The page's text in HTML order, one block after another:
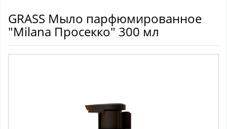
GRASS Мыло парфюмированное
"Milana Просекко" 300 мл